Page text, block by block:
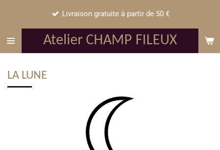
Atelier CHAMP FILEUX
Livraison gratuite à partir de 50 €
LA LUNE